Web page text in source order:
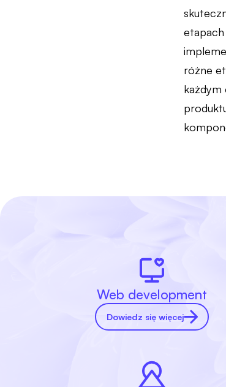
różne
każdym
Web development
Dowiedz się więcej